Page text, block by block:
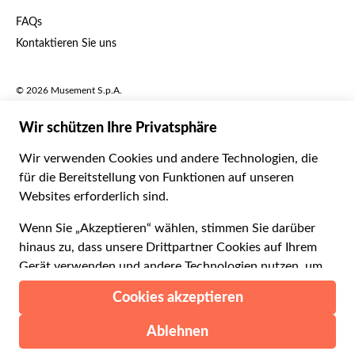
Português
Português BR
Nederlands
ARS Argentinischer Peso
.د.ب Bahrain-Dinar
R$ Brasilianischer Real
¥ Renminbi Yuan
COL$ Kolumbianischer Peso
₡ Costa-Rica-Colón
Esc Cabo-Verde-Escudo
Kč Tschechische Krone
FAQs
Kontaktieren Sie uns
Cookie-Verwendung Sitemap
© 2026 Musement S.p.A.
Online-Reiseagentur nº 170695
Gemacht mit in Mailand, Italien